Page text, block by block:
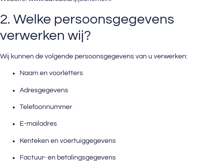
2. Welke persoonsgegevens
verwerken wij?
Wij kunnen de volgende persoonsgegevens van u verwerken:
Naam en voorletters
Adresgegevens
Telefoonnummer
E-mailadres
Kenteken en voertuiggegevens
Factuur- en betalingsgegevens